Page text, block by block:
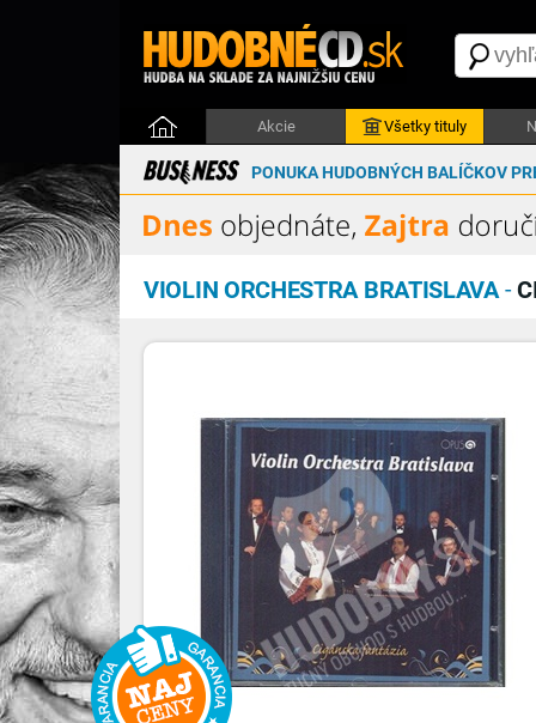
Akcie Všetky tituly
PONUKA HUDOBNÝCH BALÍČKOV
VIOLIN ORCHESTRA BRATISLAVA-